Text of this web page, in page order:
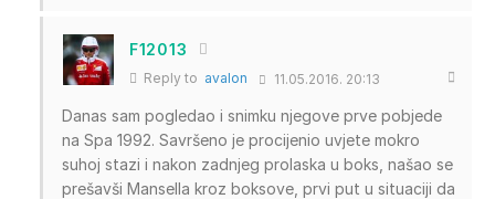
F12013
Reply to avalon 11.05.2016. 20:13
Danas sam pogledao i snimku njegove prve pobjede
na Spa 1992. Savršeno je procijenio uvjete mokro
suhoj stazi i nakon zadnjeg prolaska u boks, našao se
prešavši Mansella kroz boksove, prvi put u situaciji da